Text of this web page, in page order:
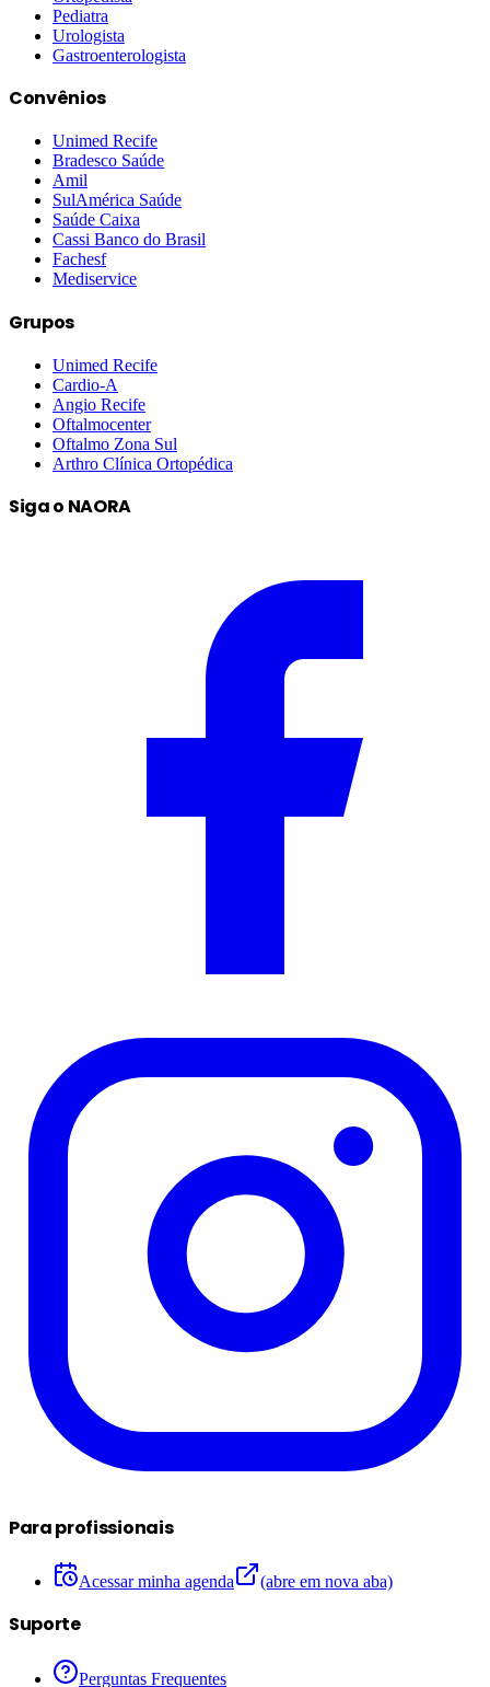
Pediatra
Urologista
Gastroenterologista
Convênios
Unimed Recife
Bradesco Saúde
Amil
SulAmérica Saúde
Saúde Caixa
Cassi Banco do Brasil
Fachesf
Mediservice
Grupos
Unimed Recife
Cardio-A
Angio Recife
Oftalmocenter
Oftalmo Zona Sul
Arthro Clínica Ortopédica
Siga o NAORA
Para profissionais
Acessar minha agenda (abre em nova aba)
Suporte
Perguntas Frequentes